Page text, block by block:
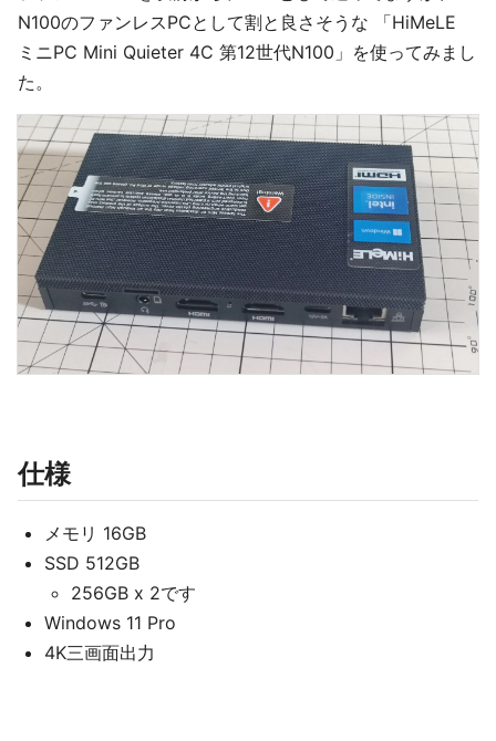
N100のファンレスPCとして割と良さそうな 「HiMeLE
ミニPC Mini Quieter 4C 第12世代N100」を使ってみまし
た。
仕様
メモリ 16GB
SSD 512GB
256GB x 2です
Windows 11 Pro
4K三画面出力